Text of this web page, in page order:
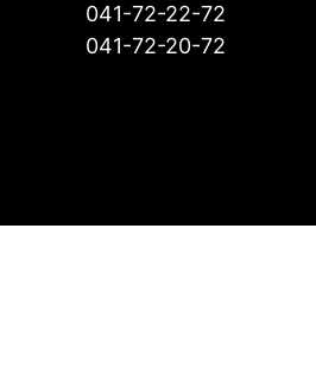
041-72-22-72
041-72-20-72